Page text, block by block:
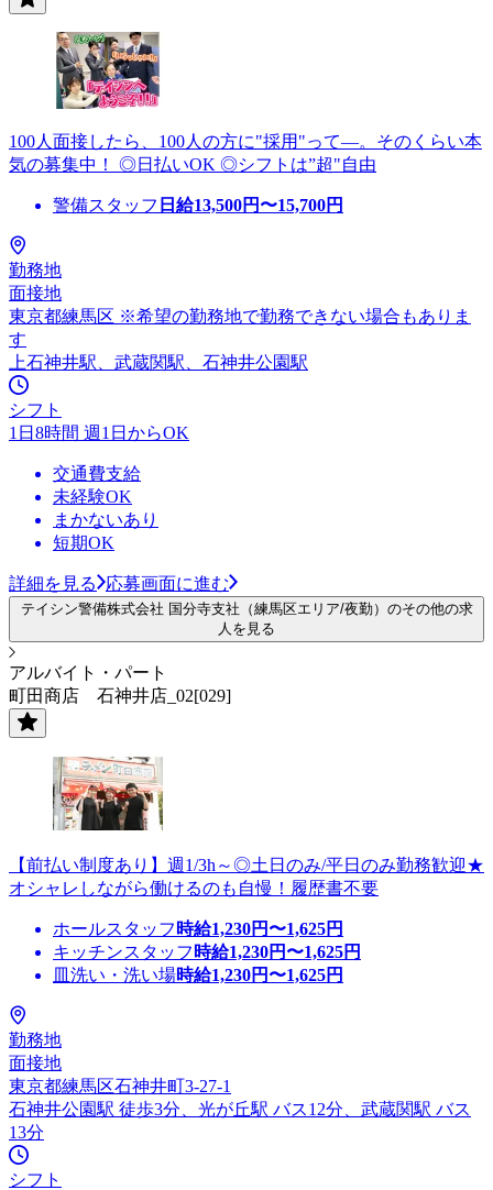
100人面接したら、100人の方に"採用"って―。そのくらい本
気の募集中！ ◎日払いOK ◎シフトは”超"自由
警備スタッフ 日給13,500円〜15,700円
勤務地
面接地
東京都練馬区 ※希望の勤務地で勤務できない場合もありま
す
上石神井駅、武蔵関駅、石神井公園駅
シフト
1日8時間 週1日からOK
交通費支給
未経験OK
まかないあり
短期OK
詳細を見る 応募画面に進む
テイシン警備株式会社 国分寺支社（練馬区エリア/夜勤）のその他の求
人を見る
アルバイト・パート
町田商店 石神井店_02[029]
【前払い制度あり】週1/3h～◎土日のみ/平日のみ勤務歓迎★
オシャレしながら働けるのも自慢！履歴書不要
ホールスタッフ 時給1,230円〜1,625円
キッチンスタッフ 時給1,230円〜1,625円
皿洗い・洗い場時給1,230円〜1,625円
勤務地
面接地
東京都練馬区石神井町3-27-1
石神井公園駅 徒歩3分、光が丘駅 バス12分、武蔵関駅 バス
13分
シフト